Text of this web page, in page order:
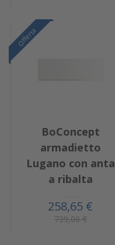
Offerta
BoConcept
armadietto
Lugano con anta
a ribalta
258,65 €
739,00 €